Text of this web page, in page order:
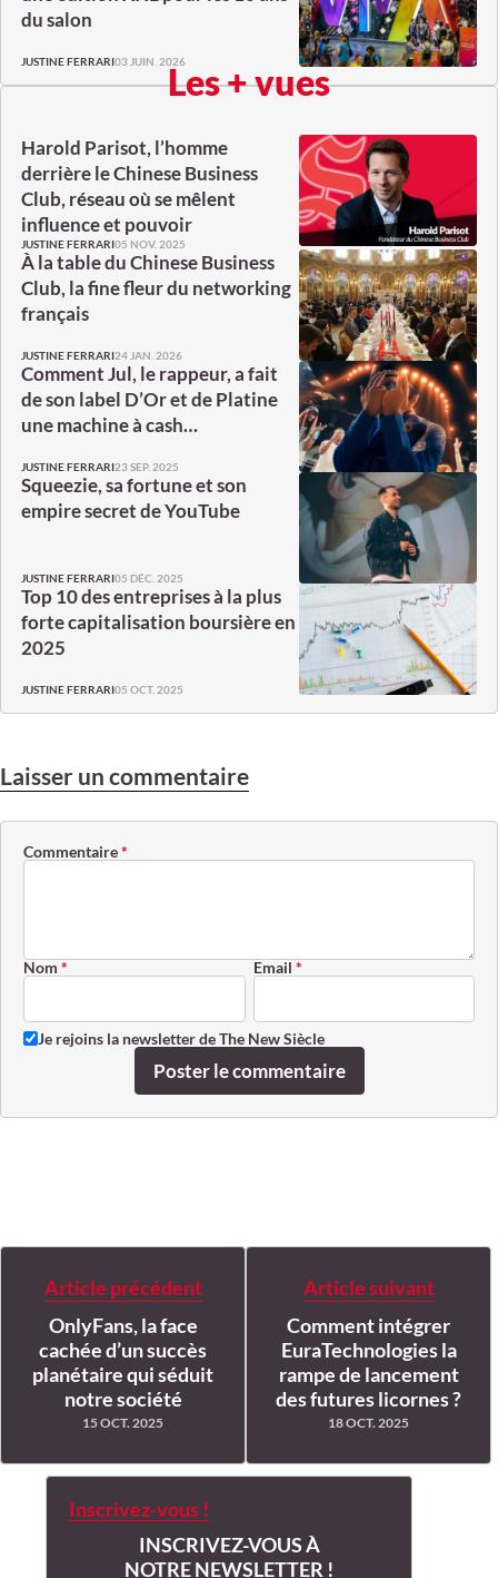
du salon
JUSTINE FERRARI03 JUIN. 2026Les + vues
Harold Parisot, l’homme
derrière le Chinese Business
Club, réseau où se mêlent
influence et pouvoir
JUSTINE FERRARI05 NOV. 2025
À la table du Chinese Business
Club, la fine fleur du networking
français
JUSTINE FERRARI24 JAN. 2026
Comment Jul, le rappeur, a fait
de son label D’Or et de Platine
une machine à cash…
JUSTINE FERRARI23 SEP. 2025
Squeezie, sa fortune et son
empire secret de YouTube
JUSTINE FERRARI05 DÉC. 2025
Top 10 des entreprises à la plus
forte capitalisation boursière en
2025
JUSTINE FERRARI05 OCT. 2025
Laisser un commentaire
Commentaire*
Nom * Email *
Je rejoins la newsletter de The New Siècle
Poster le commentaire
Article précédent
OnlyFans, la face
cachée d’un succès
planétaire qui séduit
notre société
15 OCT. 2025
Article suivant
Comment intégrer
EuraTechnologies la
rampe de lancement
des futures licornes ?
18 OCT. 2025
Inscrivez-vous !
INSCRIVEZ-VOUS À
NOTRE NEWSLETTER !